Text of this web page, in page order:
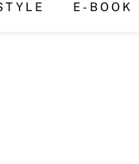
E-BOOK